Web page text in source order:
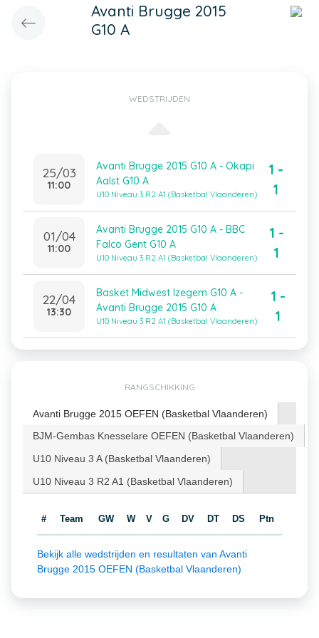
Avanti Brugge 2015
G10 A
WEDSTRIJDEN
25/03
11:00
Avanti Brugge 2015 G10 A - Okapi
Aalst G10 A
U10 Niveau 3 R2 A1 (Basketbal Vlaanderen)
1 -
1
01/04
11:00
Avanti Brugge 2015 G10 A - BBC
Falco Gent G10 A
U10 Niveau 3 R2 A1 (Basketbal Vlaanderen)
1 -
1
22/04
13:30
Basket Midwest Izegem G10 A -
Avanti Brugge 2015 G10 A
U10 Niveau 3 R2 A1 (Basketbal Vlaanderen)
1 -
1
RANGSCHIKKING
Avanti Brugge 2015 OEFEN (Basketbal Vlaanderen)
BJM-Gembas Knesselare OEFEN (Basketbal Vlaanderen)
U10 Niveau 3 A (Basketbal Vlaanderen)
U10 Niveau 3 R2 A1 (Basketbal Vlaanderen)
# Team GW W V G DV DT DS Ptn
Bekijk alle wedstrijden en resultaten van Avanti
Brugge 2015 OEFEN (Basketbal Vlaanderen)